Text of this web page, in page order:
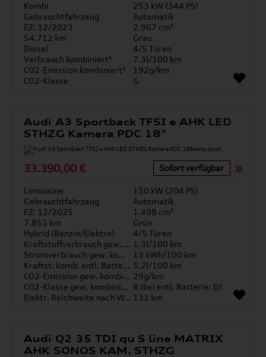
Kombi
253 kW (344 PS)
Gebrauchtfahrzeug
Automatik
EZ: 12/2023
2.967 cm³
54.712 km
Grau
Diesel
4/5 Türen
Verbrauch kombiniert¹
7.3l/100 km
CO2-Emission kombiniert¹
192g/km
CO2-Klasse
G
Audi A3 Sportback TFSI e AHK LED
STHZG Kamera PDC 18"
33.390,00 € Sofort verfügbar
Limousine
150 kW (204 PS)
Gebrauchtfahrzeug
Automatik
EZ: 12/2025
1.498 cm³
7.851 km
Grün
Hybrid (Benzin/Elektro)
4/5 Türen
Kraftstoffverbrauch gew. kombiniert 1.3l/100 km
Stromverbrauch gew. kombiniert
13 kWh/100 km
Kraftst. komb. entl. Batterie 5.2l/100 km
CO2-Emission gew. kombiniert 29g/km
CO2-Klasse gew. kombiniert B (bei entl. Batterie: D)
Elektr. Reichweite nach WLTP* 131 km
Audi Q2 35 TDI qu S line MATRIX
AHK SONOS KAM. STHZG